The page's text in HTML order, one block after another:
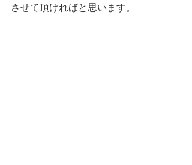
させて頂ければと思います。